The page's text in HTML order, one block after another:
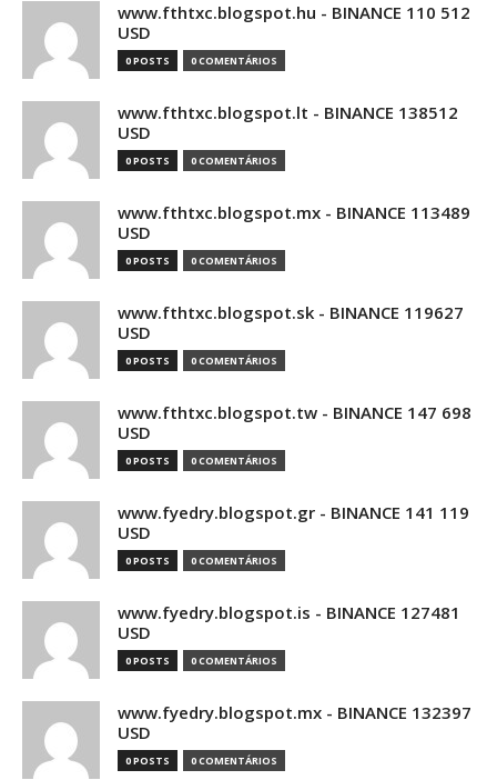
www.fthtxc.blogspot.hu - BINANCE 110 512
USD
0 POSTS 0 COMENTÁRIOS
www.fthtxc.blogspot.lt - BINANCE 138512
USD
0 POSTS 0 COMENTÁRIOS
www.fthtxc.blogspot.mx - BINANCE 113489
USD
0 POSTS 0 COMENTÁRIOS
www.fthtxc.blogspot.sk - BINANCE 119627
USD
0 POSTS 0 COMENTÁRIOS
www.fthtxc.blogspot.tw - BINANCE 147 698
USD
0 POSTS 0 COMENTÁRIOS
www.fyedry.blogspot.gr - BINANCE 141 119
USD
0 POSTS 0 COMENTÁRIOS
www.fyedry.blogspot.is - BINANCE 127481
USD
0 POSTS 0 COMENTÁRIOS
www.fyedry.blogspot.mx - BINANCE 132397
USD
0 POSTS 0 COMENTÁRIOS